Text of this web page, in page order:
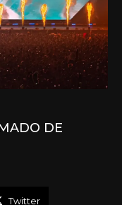
DE
Twitter